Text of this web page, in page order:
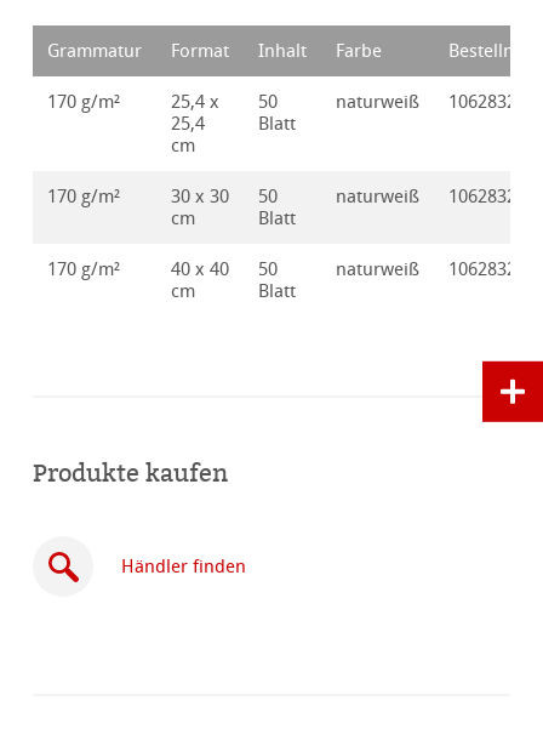
Grammatur Format Inhalt Farbe Bestellnr.
170 g/m²
25,4 x
25,4
cm
50
Blatt
naturweiß 10628320
170 g/m²
30 x 30
cm
50
Blatt
naturweiß 10628321
170 g/m²
40 x 40
cm
50
Blatt
naturweiß 10628322
Produkte kaufen
Händler finden